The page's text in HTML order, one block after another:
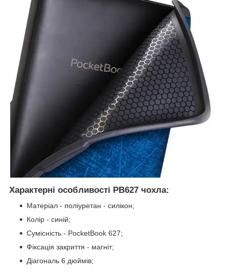
Характерні особливості PB627 чохла:
Матеріал - поліуретан - силікон;
Колір - синій;
Сумісність - PocketBook 627;
Фіксація закриття - магніт;
Діагональ 6 дюймів;